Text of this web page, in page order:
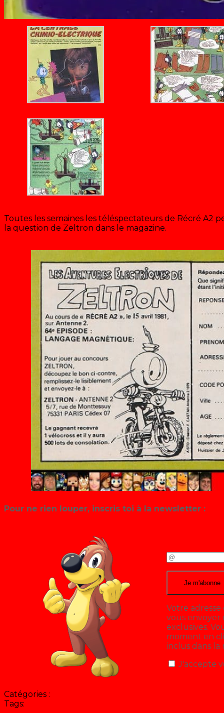
Toutes les semaines les téléspectateurs de Récré
la question de Zeltron dans le magazine.
Pour ne rien louper, inscris toi à la newsletter :
Votre
vous
exclusives.
moment en
inclus dans la
J'accepte
Catégories :
Tags: